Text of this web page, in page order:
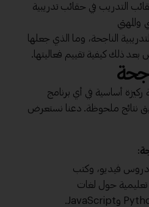
التدريب في حقائب تدريبية
والمهني
الناجحة، وما الذي جعلها
ذلك كيفية تقييم فعاليتها.
ركيزة أساسية في أي برنامج
نتائج ملحوظة. دعنا نستعرض
:
فيديو، وكتب
تعليمية حول لغات